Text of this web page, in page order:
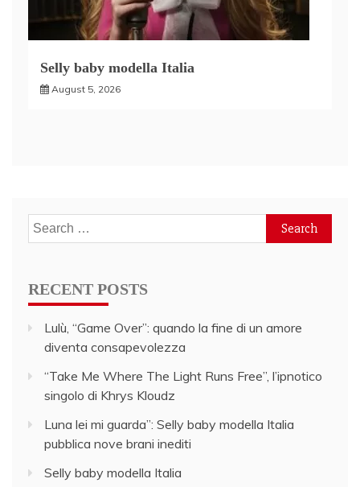
Selly baby modella Italia
August 5, 2026
Search
for:
RECENT POSTS
Lulù, “Game Over”: quando la fine di un amore
diventa consapevolezza
“Take Me Where The Light Runs Free”, l’ipnotico
singolo di Khrys Kloudz
Luna lei mi guarda”: Selly baby modella Italia
pubblica nove brani inediti
Selly baby modella Italia